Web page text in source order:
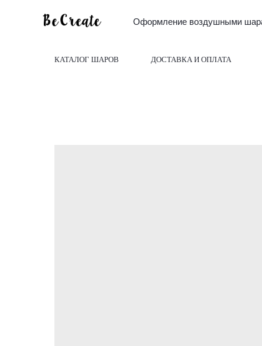
Оформление воздушными
КАТАЛОГ ШАРОВ ДОСТАВКА И ОПЛАТА